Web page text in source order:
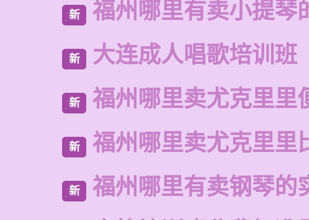
新 福州哪里有卖小提琴
新 大连成人唱歌培训班
新 福州哪里卖尤克里里
新 福州哪里卖尤克里里
新 福州哪里有卖钢琴的